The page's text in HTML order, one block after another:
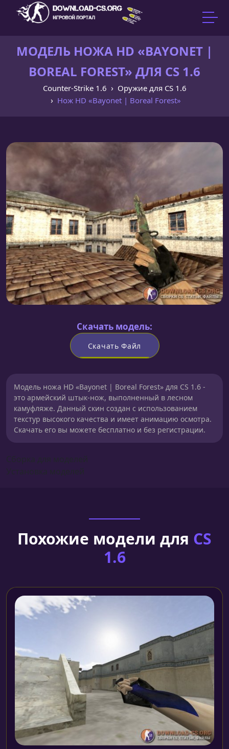
МОДЕЛЬ НОЖА HD «BAYONET |
BOREAL FOREST» ДЛЯ CS 1.6
Counter-Strike 1.6
Оружие для CS 1.6
Нож HD «Bayonet | Boreal Forest»
Скачать модель:
Скачать Файл
Модель ножа HD «Bayonet | Boreal Forest» для CS 1.6 -
это армейский штык-нож, выполненный в лесном
камуфляже. Данный скин создан с использованием
текстур высокого качества и имеет анимацию осмотра.
Скачать его вы можете бесплатно и без регистрации.
Похожие модели для CS
1.6